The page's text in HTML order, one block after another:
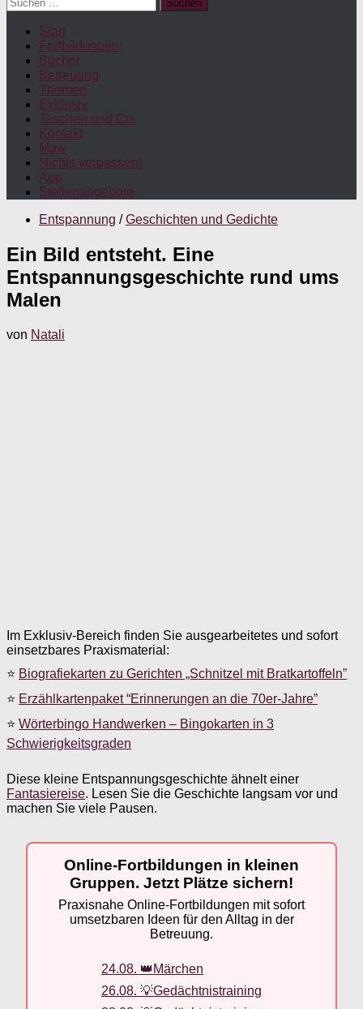
nach:
Start
Fortbildungen
Bücher
Betreuung
Themen
Exklusiv
Taschen und Co.
Kontakt
Maw
Nichts verpassen!
App
Stellenangebote
Entspannung / Geschichten und Gedichte
Ein Bild entsteht. Eine
Entspannungsgeschichte rund ums
Malen
von Natali
Im Exklusiv-Bereich finden Sie ausgearbeitetes und sofort
einsetzbares Praxismaterial:
⭐ Biografiekarten zu Gerichten „Schnitzel mit Bratkartoffeln”
⭐ Erzählkartenpaket “Erinnerungen an die 70er-Jahre”
⭐ Wörterbingo Handwerken – Bingokarten in 3
Schwierigkeitsgraden
Diese kleine Entspannungsgeschichte ähnelt einer
Fantasiereise. Lesen Sie die Geschichte langsam vor und
machen Sie viele Pausen.
Online-Fortbildungen in kleinen
Gruppen. Jetzt Plätze sichern!
Praxisnahe Online-Fortbildungen mit sofort
umsetzbaren Ideen für den Alltag in der
Betreuung.
24.08. 👑Märchen
26.08. 💡Gedächtnistraining